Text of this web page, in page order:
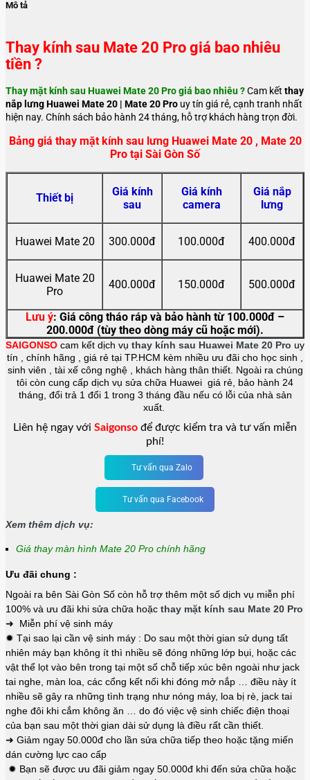
Mô tả
Thay kính sau Mate 20 Pro giá bao nhiêu
tiền ?
Thay mặt kính sau Huawei Mate 20 Pro giá bao nhiêu ?Cam kết thay
nắp lưng Huawei Mate 20 | Mate 20 Pro uy tín giá rẻ, cạnh tranh nhất
hiện nay. Chính sách bảo hành 24 tháng, hỗ trợ khách hàng trọn đời.
Bảng giá thay mặt kính sau lưng Huawei Mate 20 , Mate 20
Pro tại Sài Gòn Số
Thiết bị
Giá kính
sau
Giá kính
camera
Giá nắp
lưng
Huawei Mate 20 300.000đ 100.000đ 400.000đ
Huawei Mate 20
Pro
400.000đ 150.000đ 500.000đ
Lưu ý: Giá công tháo ráp và bảo hành từ 100.000đ –
200.000đ (tùy theo dòng máy cũ hoặc mới).
SAIGONSO cam kết dịch vụ thay kính sau Huawei Mate 20 Pro uy
tín , chính hãng , giá rẻ tại TP.HCM kèm nhiều ưu đãi cho học sinh ,
sinh viên , tài xế công nghệ , khách hàng thân thiết. Ngoài ra chúng
tôi còn cung cấp dịch vụ sửa chữa Huawei giá rẻ, bảo hành 24
tháng, đổi trả 1 đổi 1 trong 3 tháng đầu nếu có lỗi của nhà sản
xuất.
Liên hệ ngay với Saigonso để được kiểm tra và tư vấn miễn
phí!
Tư vấn qua Zalo
Tư vấn qua Facebook
Xem thêm dịch vụ:
Giá thay màn hình Mate 20 Pro chính hãng
Ưu đãi chung :
Ngoài ra bên Sài Gòn Số còn hỗ trợ thêm một số dịch vụ miễn phí
100% và ưu đãi khi sửa chữa hoặc thay mặt kính sau Mate 20 Pro
➜ Miễn phí vệ sinh máy
✹ Tại sao lại cần vệ sinh máy : Do sau một thời gian sử dụng tất
nhiên máy bạn không ít thì nhiều sẽ đóng những lớp bụi, hoặc các
vật thể lọt vào bên trong tại một số chỗ tiếp xúc bên ngoài như jack
tai nghe, màn loa, các cổng kết nối khi đóng mở nắp … điều này ít
nhiều sẽ gây ra những tình trạng như nóng máy, loa bị rè, jack tai
nghe đôi khi cắm không ăn … do đó việc vệ sinh chiếc điện thoại
của bạn sau một thời gian dài sử dụng là điều rất cần thiết.
➜ Giảm ngay 50.000đ cho lần sửa chữa tiếp theo hoặc tặng miến
dán cường lực cao cấp
✹ Bạn sẽ được ưu đãi giảm ngay 50.000đ khi đến sửa chữa hoặc